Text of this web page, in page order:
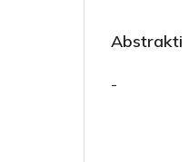
Abstrakti
-